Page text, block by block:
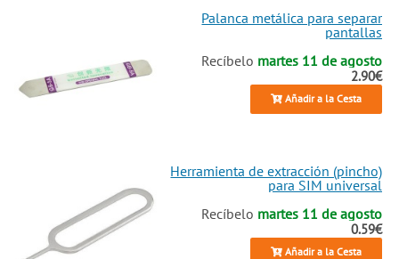
Palanca metálica para separar
pantallas
Recíbelo martes 11 de agosto
2.90€
Añadir a la Cesta
Herramienta de extracción (pincho)
para SIM universal
Recíbelo martes 11 de agosto
0.59€
Añadir a la Cesta